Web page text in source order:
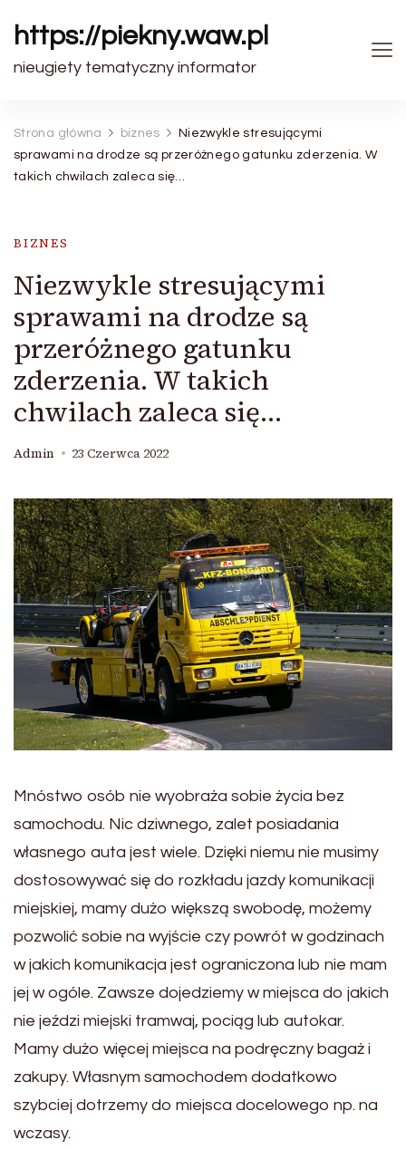
https://piekny.waw.pl
nieugiety tematyczny informator
Strona główna biznes
Niezwykle stresującymi
sprawami na drodze są przeróżnego gatunku zderzenia. W
takich chwilach zaleca się…
BIZNES
Niezwykle stresującymi
sprawami na drodze są
przeróżnego gatunku
zderzenia. W takich
chwilach zaleca się…
Admin 23 Czerwca 2022
Mnóstwo osób nie wyobraża sobie życia bez
samochodu. Nic dziwnego, zalet posiadania
własnego auta jest wiele. Dzięki niemu nie musimy
dostosowywać się do rozkładu jazdy komunikacji
miejskiej, mamy dużo większą swobodę, możemy
pozwolić sobie na wyjście czy powrót w godzinach
w jakich komunikacja jest ograniczona lub nie mam
jej w ogóle. Zawsze dojedziemy w miejsca do jakich
nie jeździ miejski tramwaj, pociąg lub autokar.
Mamy dużo więcej miejsca na podręczny bagaż i
zakupy. Własnym samochodem dodatkowo
szybciej dotrzemy do miejsca docelowego np. na
wczasy.